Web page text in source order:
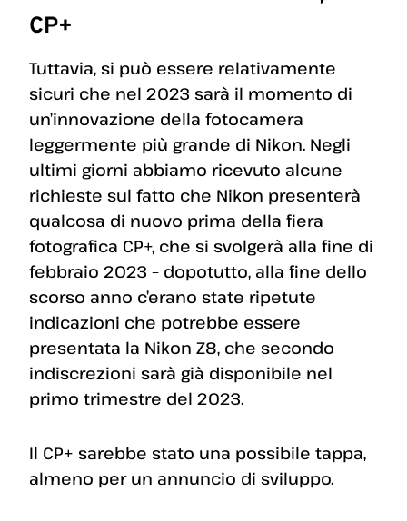
CP+
Tuttavia, si può essere relativamente
sicuri che nel 2023 sarà il momento di
un’innovazione della fotocamera
leggermente più grande di Nikon. Negli
ultimi giorni abbiamo ricevuto alcune
richieste sul fatto che Nikon presenterà
qualcosa di nuovo prima della fiera
fotografica CP+, che si svolgerà alla fine di
febbraio 2023 – dopotutto, alla fine dello
scorso anno c’erano state ripetute
indicazioni che potrebbe essere
presentata la Nikon Z8, che secondo
indiscrezioni sarà già disponibile nel
primo trimestre del 2023.
Il CP+ sarebbe stato una possibile tappa,
almeno per un annuncio di sviluppo.